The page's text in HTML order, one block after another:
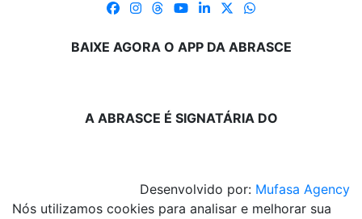
BAIXE AGORA O APP DA ABRASCE
A ABRASCE É SIGNATÁRIA DO
Desenvolvido por: Mufasa Agency
Nós utilizamos cookies para analisar e melhorar sua